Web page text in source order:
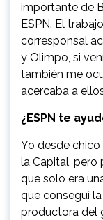
importante de
ESPN. El
corresponsal
y Olimpo, si
también me
acercaba a
¿ESPN te
Yo desde chico
la Capital, pero
que solo era
que conseguí
productora del